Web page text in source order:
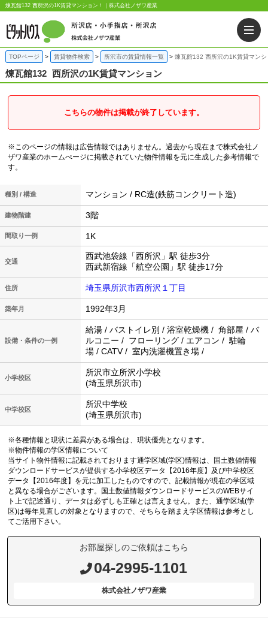
煉瓦館132 西所沢の1K賃貸マンション！｜株式会社ノザワ産業
TOPページ 賃貸物件検索 所沢市の賃貸情報一覧 煉瓦館132 西所沢の1K賃貸マンシ
煉瓦館132 西所沢の1K賃貸マンション
こちらの物件は掲載が終了しています。
※このページの情報は広告情報ではありません。過去から現在まで株式会社ノ
ザワ産業のホームぺージに掲載されていた物件情報を元に生成した参考情報で
す。
種別 / 構造 マンション / RC造(鉄筋コンクリート造)
建物階建 3階
間取り一例 1K
交通
西武池袋線「西所沢」駅 徒歩3分
西武新宿線「航空公園」駅 徒歩17分
住所 埼玉県所沢市西所沢１丁目
築年月 1992年3月
設備・条件の一例
給湯 / バストイレ別 / 浴室乾燥機 / 角部屋 / バ
ルコニー / フローリング / エアコン / 駐輪
場 / CATV / 室内洗濯機置き場 /
小学校区
所沢市立所沢小学校
(埼玉県所沢市)
中学校区
所沢中学校
(埼玉県所沢市)
※各種情報と現状に差異がある場合は、現状優先となります。
※物件情報の学区情報について
当サイト物件情報に記載されております通学区域(学区)情報は、国土数値情報
ダウンロードサービスが提供する小学校区データ【2016年度】及び中学校区
データ【2016年度】を元に加工したものですので、記載情報が現在の学区域
と異なる場合がございます。国土数値情報ダウンロードサービスのWEBサイ
ト上で記述通り、データは必ずしも正確とは言えません。また、通学区域(学
区)は毎年見直しの対象となりますので、そちらを踏まえ学区情報は参考とし
てご活用下さい。
お部屋探しのご依頼はこちら
04-2995-1101
株式会社ノザワ産業